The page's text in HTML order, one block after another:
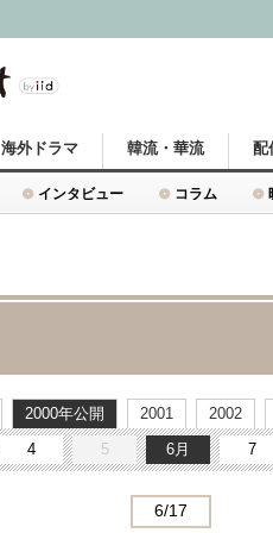
インタビュー コラム
海外ドラマ 韓流・華流 配
2000 2001 2002
4 5 6 7
6/17